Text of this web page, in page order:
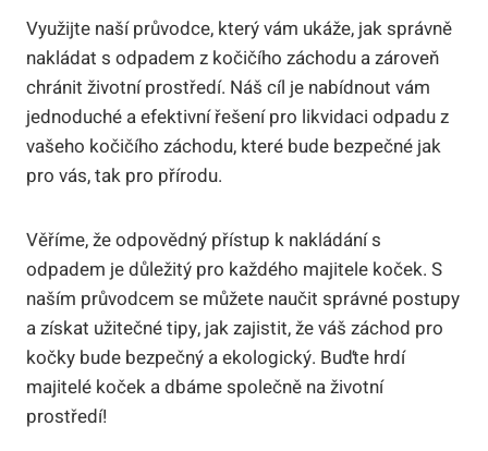
Využijte naší průvodce, který vám ukáže, jak správně
nakládat s odpadem z kočičího záchodu a zároveň
chránit životní prostředí. Náš cíl je nabídnout vám
jednoduché a efektivní řešení pro likvidaci odpadu z
vašeho kočičího záchodu, které bude bezpečné jak
pro vás, tak pro přírodu.
Věříme, že odpovědný přístup k nakládání s
odpadem je důležitý pro každého majitele koček. S
naším průvodcem se můžete naučit správné postupy
a získat užitečné tipy, jak zajistit, že váš záchod pro
kočky bude bezpečný a ekologický. Buďte hrdí
majitelé koček a dbáme společně na životní
prostředí!